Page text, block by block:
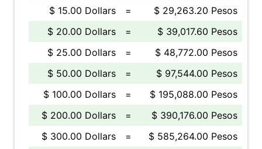
$ 15.00 Dollars
=
$ 29,263.20 Pesos
$ 20.00 Dollars
=
$ 39,017.60 Pesos
$ 25.00 Dollars
=
$ 48,772.00 Pesos
$ 50.00 Dollars
=
$ 97,544.00 Pesos
$ 100.00 Dollars
=
$ 195,088.00 Pesos
$ 200.00 Dollars
=
$ 390,176.00 Pesos
$ 300.00 Dollars
=
$ 585,264.00 Pesos